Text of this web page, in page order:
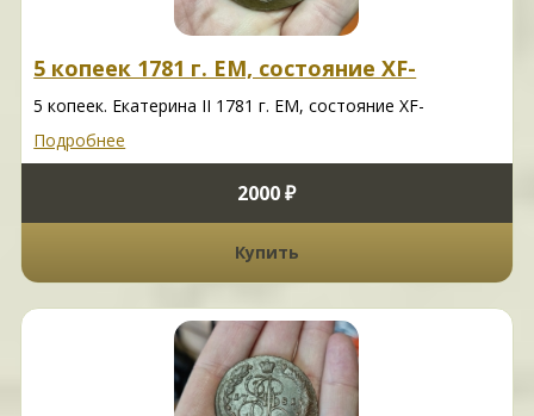
5 копеек 1781 г. ЕМ, состояние XF-
5 копеек. Екатерина II 1781 г. ЕМ, состояние XF-
Подробнее
2000 ₽
Купить